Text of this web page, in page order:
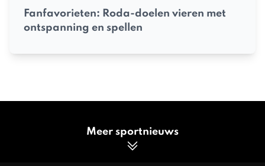
Fanfavorieten: Roda-doelen vieren met
ontspanning en spellen
Meer sportnieuws